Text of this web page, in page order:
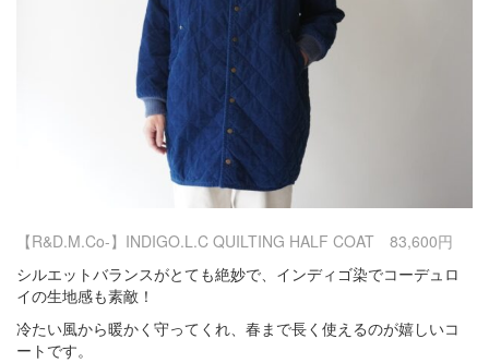
【R&D.M.Co-】INDIGO.L.C QUILTING HALF COAT 83,600円
シルエットバランスがとても絶妙で、インディゴ染でコーデュロ
イの生地感も素敵！
冷たい風から暖かく守ってくれ、春まで長く使えるのが嬉しいコ
ートです。